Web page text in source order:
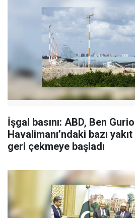
İşgal basını: ABD, Ben
Havalimanı’ndaki bazı
geri çekmeye başladı